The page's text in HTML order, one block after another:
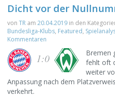
Dicht vor der
von TR am 20.04.2019 in den
Bundesliga-Klubs, Featured,
Kommentaren
1:0
Bremen
fehlt oft
weiter
Anpassung nach dem
verkehrt.